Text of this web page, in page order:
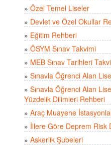
» Özel Temel Liseler
» Devlet ve Özel Okullar
» Eğitim Rehberi
» ÖSYM Sınav Takvimi
» MEB Sınav Tarihleri
» Sınavla Öğrenci Alan
» Sınavla Öğrenci Alan
Yüzdelik Dilimleri Rehberi
» Araç Muayene
» İllere Göre Deprem Risk
» Askerlik Şubeleri